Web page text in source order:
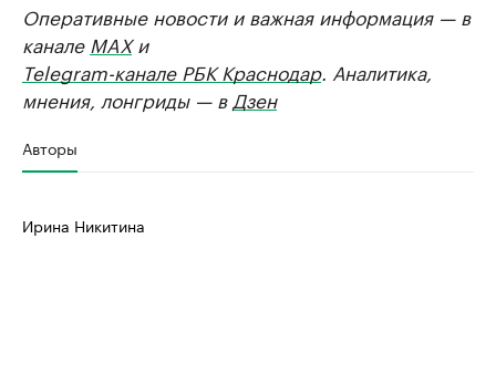
Оперативные новости и важная информация — в
канале MAXи
Telegram-канале РБК Краснодар. Аналитика,
мнения, лонгриды — в Дзен
Авторы
Ирина Никитина